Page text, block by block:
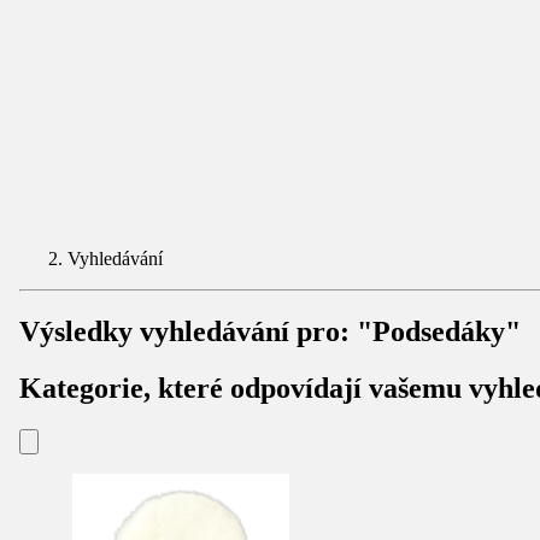
Vyhledávání
Výsledky vyhledávání pro: "Podsedáky"
Kategorie, které odpovídají vašemu